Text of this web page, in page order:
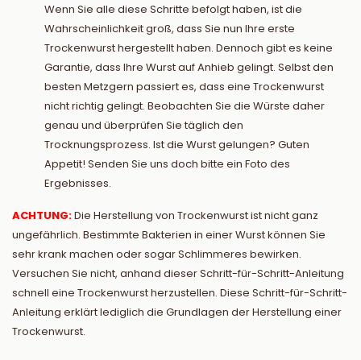
Wenn Sie alle diese Schritte befolgt haben, ist die
Wahrscheinlichkeit groß, dass Sie nun Ihre erste
Trockenwurst hergestellt haben. Dennoch gibt es keine
Garantie, dass Ihre Wurst auf Anhieb gelingt. Selbst den
besten Metzgern passiert es, dass eine Trockenwurst
nicht richtig gelingt. Beobachten Sie die Würste daher
genau und überprüfen Sie täglich den
Trocknungsprozess. Ist die Wurst gelungen? Guten
Appetit! Senden Sie uns doch bitte ein Foto des
Ergebnisses.
ACHTUNG:Die Herstellung von Trockenwurst ist nicht ganz
ungefährlich. Bestimmte Bakterien in einer Wurst können Sie
sehr krank machen oder sogar Schlimmeres bewirken.
Versuchen Sie nicht, anhand dieser Schritt-für-Schritt-Anleitung
schnell eine Trockenwurst herzustellen. Diese Schritt-für-Schritt-
Anleitung erklärt lediglich die Grundlagen der Herstellung einer
Trockenwurst.